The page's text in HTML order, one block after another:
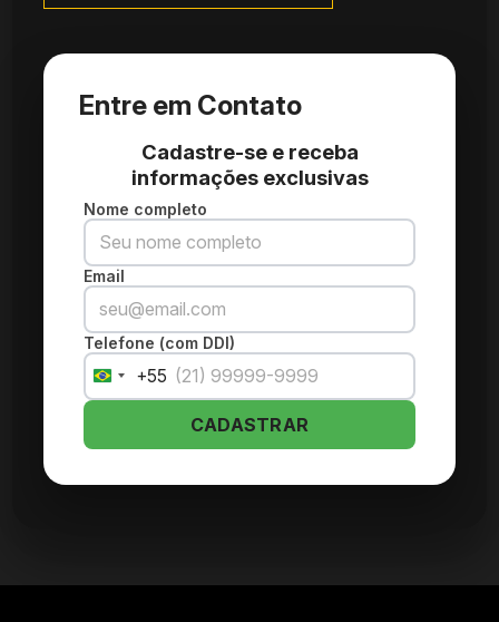
Entre em Contato
Cadastre-se e receba
informações exclusivas
Nome completo
Email
Telefone (com DDI)
Brazil
+55
+55
CADASTRAR